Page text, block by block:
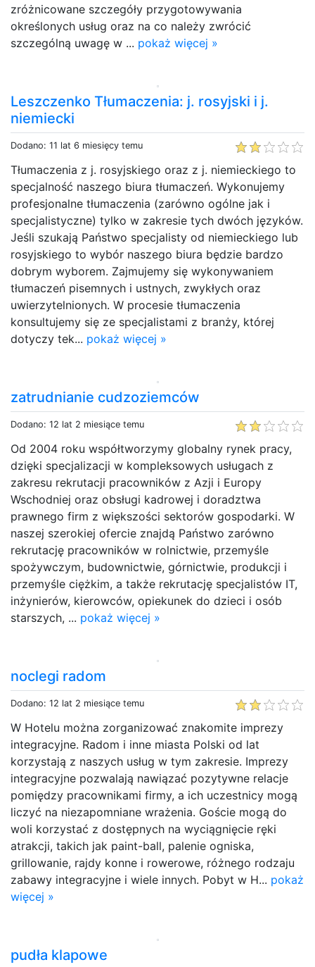
zróżnicowane szczegóły przygotowywania
określonych usług oraz na co należy zwrócić
szczególną uwagę w ... pokaż więcej »
Leszczenko Tłumaczenia: j. rosyjski i j.
niemiecki
Dodano: 11 lat 6 miesięcy temu
Tłumaczenia z j. rosyjskiego oraz z j. niemieckiego to
specjalność naszego biura tłumaczeń. Wykonujemy
profesjonalne tłumaczenia (zarówno ogólne jak i
specjalistyczne) tylko w zakresie tych dwóch języków.
Jeśli szukają Państwo specjalisty od niemieckiego lub
rosyjskiego to wybór naszego biura będzie bardzo
dobrym wyborem. Zajmujemy się wykonywaniem
tłumaczeń pisemnych i ustnych, zwykłych oraz
uwierzytelnionych. W procesie tłumaczenia
konsultujemy się ze specjalistami z branży, której
dotyczy tek... pokaż więcej »
zatrudnianie cudzoziemców
Dodano: 12 lat 2 miesiące temu
Od 2004 roku współtworzymy globalny rynek pracy,
dzięki specjalizacji w kompleksowych usługach z
zakresu rekrutacji pracowników z Azji i Europy
Wschodniej oraz obsługi kadrowej i doradztwa
prawnego firm z większości sektorów gospodarki. W
naszej szerokiej ofercie znajdą Państwo zarówno
rekrutację pracowników w rolnictwie, przemyśle
spożywczym, budownictwie, górnictwie, produkcji i
przemyśle ciężkim, a także rekrutację specjalistów IT,
inżynierów, kierowców, opiekunek do dzieci i osób
starszych, ... pokaż więcej »
noclegi radom
Dodano: 12 lat 2 miesiące temu
W Hotelu można zorganizować znakomite imprezy
integracyjne. Radom i inne miasta Polski od lat
korzystają z naszych usług w tym zakresie. Imprezy
integracyjne pozwalają nawiązać pozytywne relacje
pomiędzy pracownikami firmy, a ich uczestnicy mogą
liczyć na niezapomniane wrażenia. Goście mogą do
woli korzystać z dostępnych na wyciągnięcie ręki
atrakcji, takich jak paint-ball, palenie ogniska,
grillowanie, rajdy konne i rowerowe, różnego rodzaju
zabawy integracyjne i wiele innych. Pobyt w H... pokaż
więcej »
pudła klapowe